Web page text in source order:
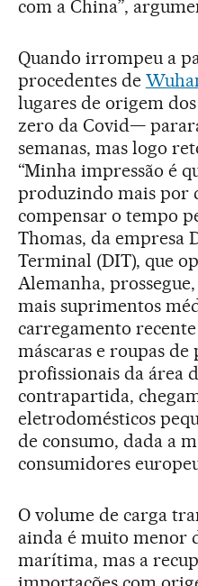
com a China”,
Quando irrompeu a
procedentes de
lugares de origem
zero da Covid—
semanas, mas logo
“Minha impressão é
produzindo mais por
compensar o tempo
Thomas, da empresa
Terminal (DIT), que
Alemanha,
mais suprimentos
carregamento
máscaras e roupas de
profissionais da área
contrapartida,
eletrodomésticos
de consumo, dada a
consumidores
O volume de carga
ainda é muito menor
marítima, mas a